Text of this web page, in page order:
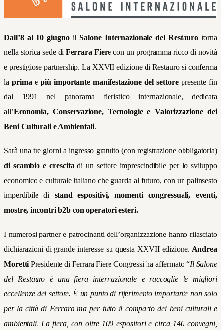
Dall’8 al 10 giugno ilSalone Internazionale del Restauro torna
nella storica sede di Ferrara Fierecon un programma ricco di novità
e prestigiose partnership. La XXVII edizione di Restauro si conferma
laprima e più importante manifestazione del settorepresente fin
dal 1991 nel panorama fieristico internazionale, dedicata
all’Economia, Conservazione, Tecnologie e Valorizzazione dei
Beni Culturali e Ambientali.
Sarà una tre giorni a ingresso gratuito (con registrazione obbligatoria)
di scambio e crescita di un settore imprescindibile per lo sviluppo
economico e culturale italiano che guarda al futuro, con un palinsesto
imperdibile di stand espositivi, momenti congressuali, eventi,
mostre, incontri b2b con operatori esteri.
I numerosi partner e patrocinanti dell’organizzazione hanno rilasciato
dichiarazioni di grande interesse su questa XXVII edizione. Andrea
Moretti Presidente di Ferrara Fiere Congressi ha affermato “Il Salone
del Restauro è una fiera internazionale e raccoglie le migliori
eccellenze del settore. È un punto di riferimento importante non solo
per la città di Ferrara ma per tutto il comparto dei beni culturali e
ambientali. La fiera, con oltre 100 espositori e circa 140 convegni,